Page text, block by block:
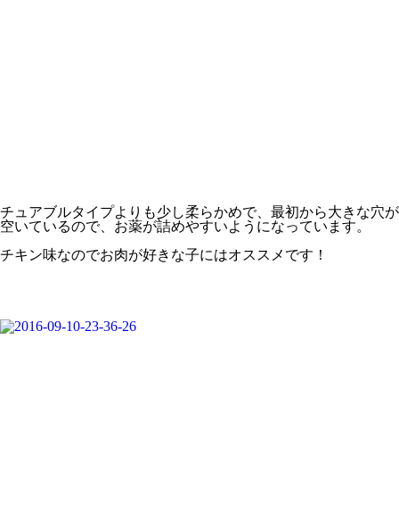
チュアブルタイプよりも少し柔らかめで、最初から大きな穴が
空いているので、お薬が詰めやすいようになっています。
チキン味なのでお肉が好きな子にはオススメです！